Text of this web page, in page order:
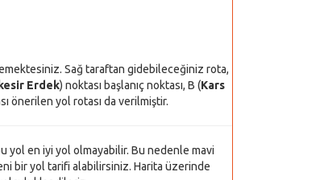
Sağ taraftan gidebileceğiniz rota,
Erdek) noktası başlanıç noktası, B (Kars
önerilen yol rotası da verilmiştir.
yol en iyi yol olmayabilir. Bu nedenle mavi
bir yol tarifi alabilirsiniz. Harita üzerinde